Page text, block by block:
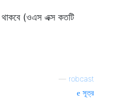
থাকবে (ওএস এক্স কতটি
robcast
সূত্র